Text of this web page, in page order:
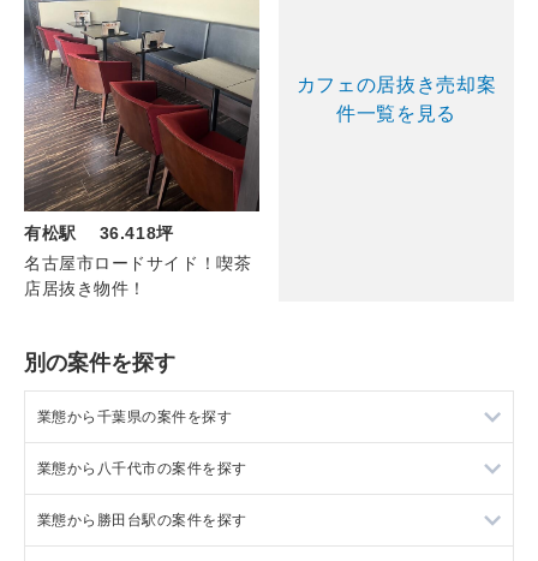
有松駅 36.418坪
名古屋市ロードサイド！喫茶
店居抜き物件！
カフェの居抜き売却案
件一覧を見る
別の案件を探す
業態から千葉県の案件を探す
千葉県のラーメンの居抜き売却物件の案件一覧
千葉県のフランス料理の居抜き売却物件の案件一覧
業態から八千代市の案件を探す
八千代市のラーメンの居抜き売却物件の案件一覧
業態から勝田台駅の案件を探す